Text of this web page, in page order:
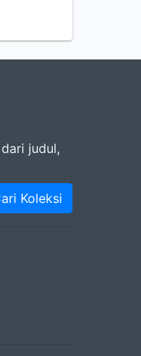
judul,
Koleksi